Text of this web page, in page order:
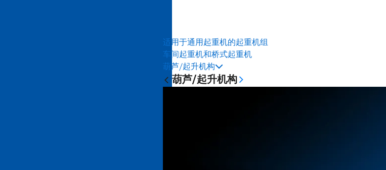
适用于通用起重机的起重机组
车间起重机和桥式起重机
葫芦/起升机构
葫芦/起升机构